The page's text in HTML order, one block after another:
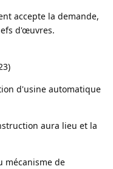
accepte la demande,
d'œuvres.
d'usine automatique
aura lieu et la
mécanisme de